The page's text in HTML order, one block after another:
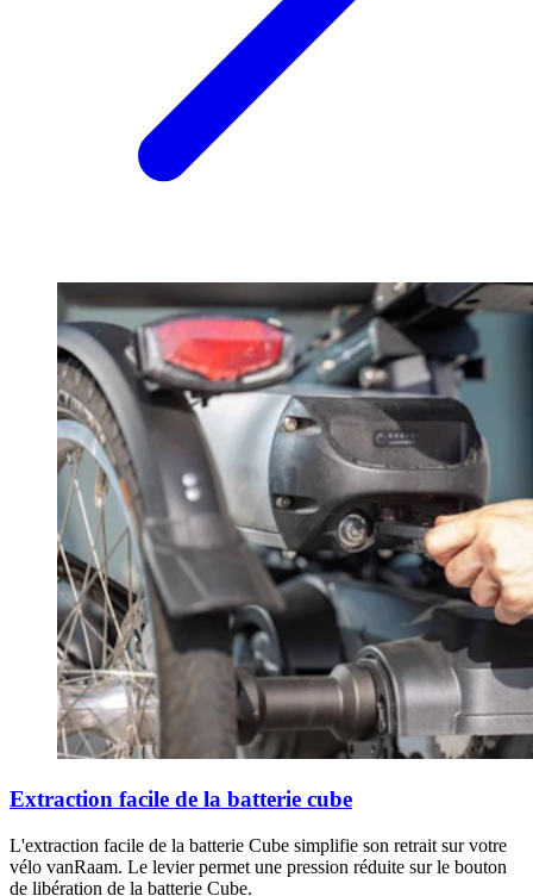
Extraction facile de la batterie cube
L'extraction facile de la batterie Cube simplifie son retrait sur votre
vélo vanRaam. Le levier permet une pression réduite sur le bouton
de libération de la batterie Cube.